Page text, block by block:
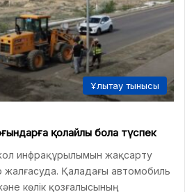
Ұлытау тынысы
қолайлы бола түспек
инфрақұрылымын жақсарту
Қаладағы автомобиль
көлік қозғалысының